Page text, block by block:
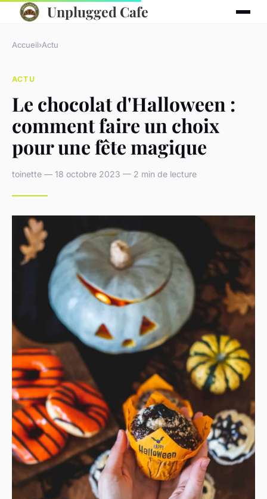
Unplugged Cafe
Accueil›Actu
ACTU
Le chocolat d'Halloween :
comment faire un choix
pour une fête magique
toinette — 18 octobre 2023 — 2 min de lecture